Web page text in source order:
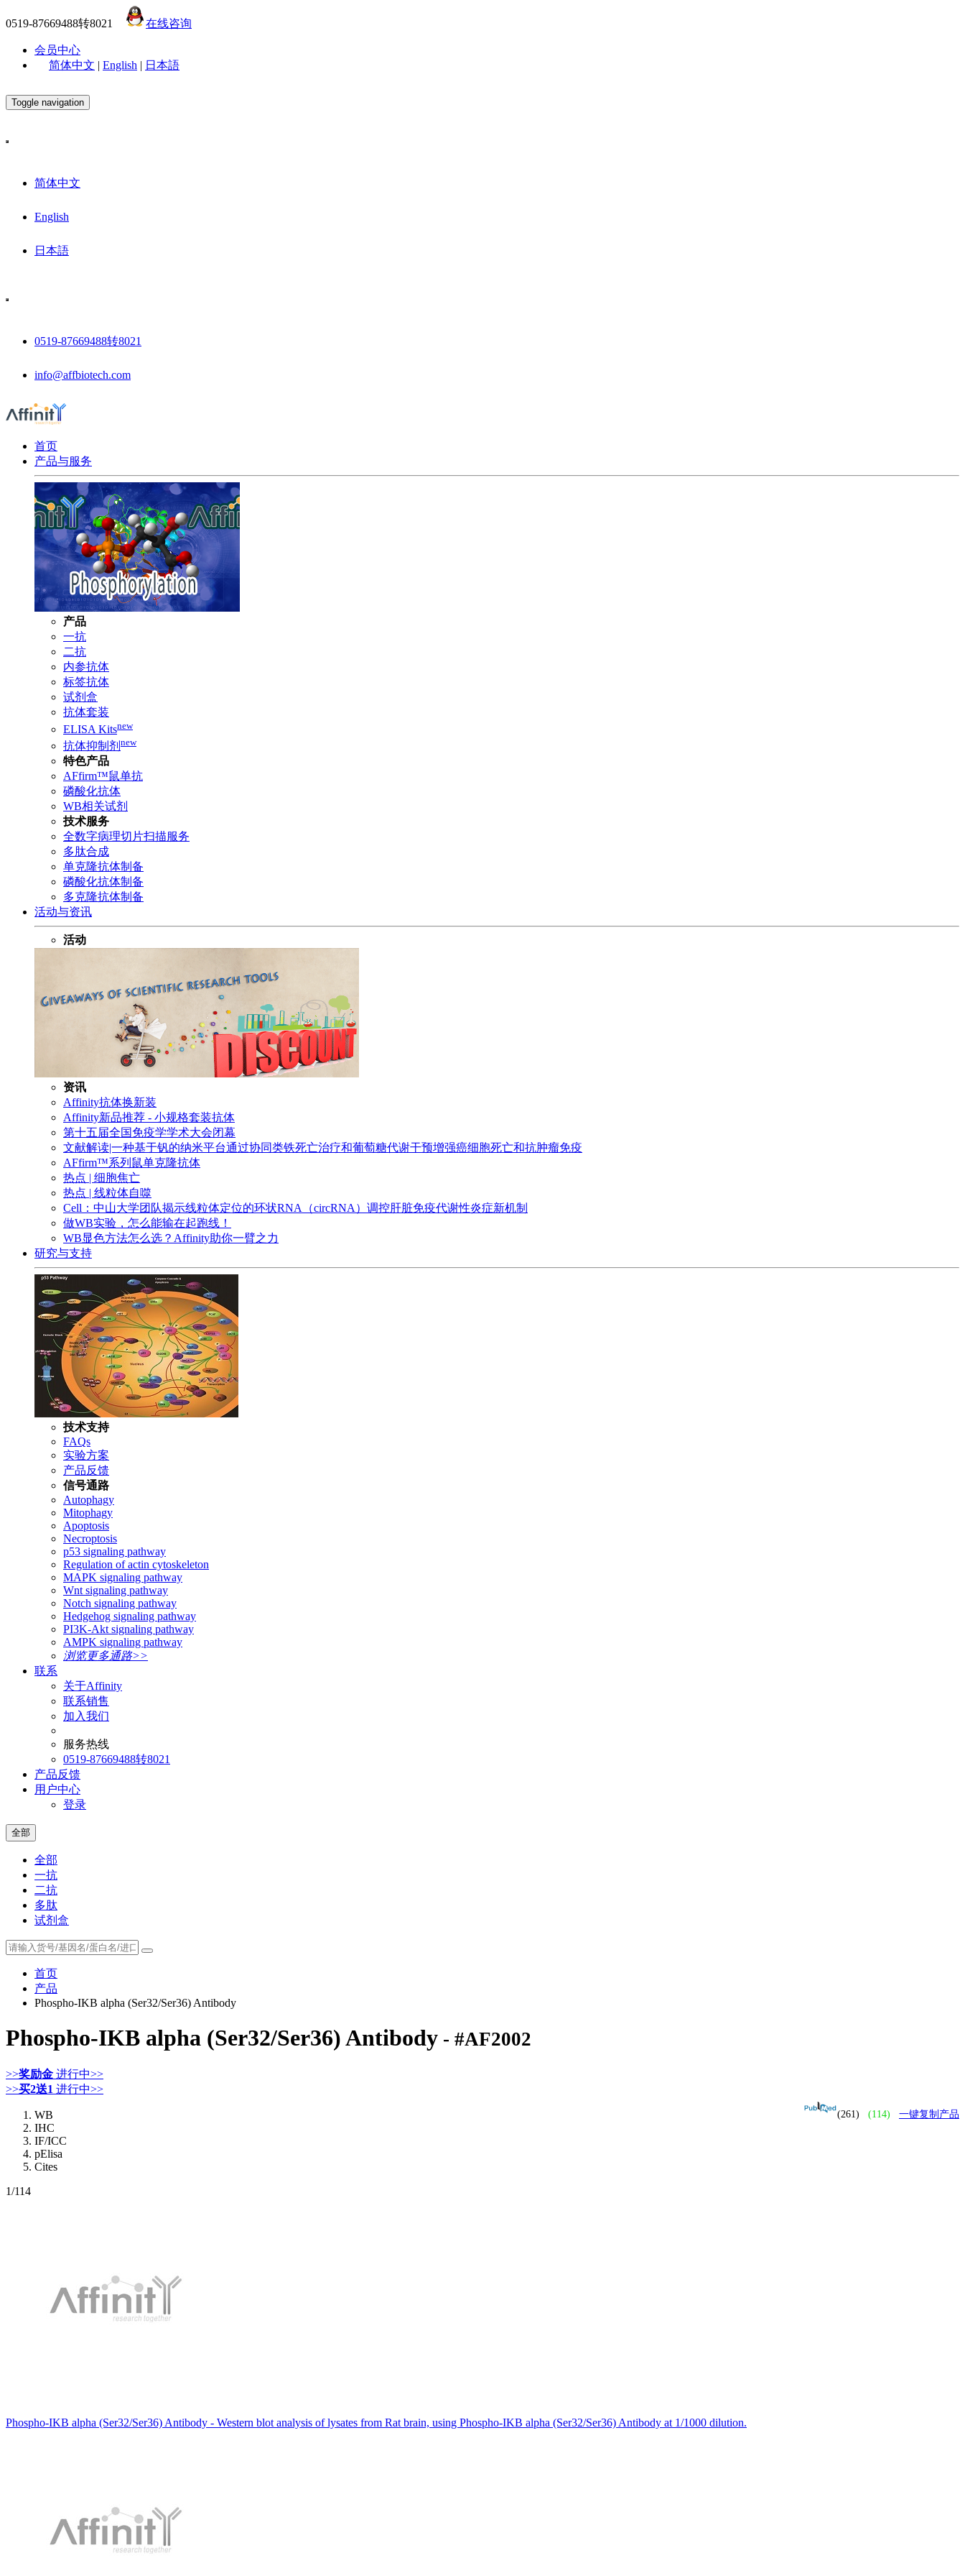
0519-87669488转8021 在线咨询
会员中心
简体中文 | English | 日本語
Toggle navigation
简体中文
English
日本語
0519-87669488转8021
info@affbiotech.com
首页
产品与服务
产品
一抗
二抗
内参抗体
标签抗体
试剂盒
抗体套装
ELISA Kitsnew
抗体抑制剂 new
特色产品
AFfirm™鼠单抗
磷酸化抗体
WB相关试剂
技术服务
全数字病理切片扫描服务
多肽合成
单克隆抗体制备
磷酸化抗体制备
多克隆抗体制备
活动与资讯
活动
资讯
Affinity抗体换新装
Affinity新品推荐 - 小规格套装抗体
第十五届全国免疫学学术大会闭幕
文献解读|一种基于钒的纳米平台通过协同类铁死亡治疗和葡萄糖代谢干预增强癌细胞死亡和抗肿瘤免疫
AFfirm™系列鼠单克隆抗体
热点 | 细胞焦亡
热点 | 线粒体自噬
Cell：中山大学团队揭示线粒体定位的环状RNA（circRNA）调控肝脏免疫代谢性炎症新机制
做WB实验，怎么能输在起跑线！
WB显色方法怎么选？Affinity助你一臂之力
研究与支持
技术支持
FAQs
实验方案
产品反馈
信号通路
Autophagy
Mitophagy
Apoptosis
Necroptosis
p53 signaling pathway
Regulation of actin cytoskeleton
MAPK signaling pathway
Wnt signaling pathway
Notch signaling pathway
Hedgehog signaling pathway
PI3K-Akt signaling pathway
AMPK signaling pathway
浏览更多通路>>
联系
关于Affinity
联系销售
加入我们
服务热线
0519-87669488转8021
产品反馈
用户中心
登录
全部
全部
一抗
二抗
多肽
试剂盒
首页
产品
Phospho-IKB alpha (Ser32/Ser36) Antibody
Phospho-IKB alpha (Ser32/Ser36) Antibody - #AF2002
>>奖励金 进行中>>
>>买2送1 进行中>>
(261) (114) 一键复制产品
WB
IHC
IF/ICC
pElisa
Cites
1/114
Phospho-IKB alpha (Ser32/Ser36) Antibody - Western blot analysis of lysates from Rat brain, using Phospho-IKB alpha (Ser32/Ser36) Antibody at 1/1000 dilution.